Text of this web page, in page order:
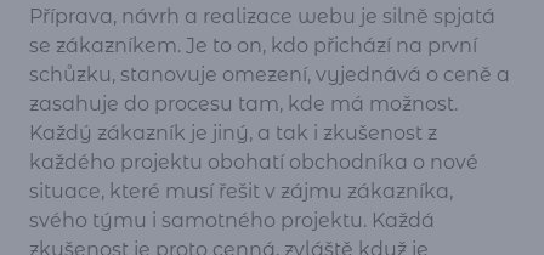
Příprava, návrh a realizace webu je silně spjatá
se zákazníkem. Je to on, kdo přichází na první
schůzku, stanovuje omezení, vyjednává o ceně a
zasahuje do procesu tam, kde má možnost.
Každý zákazník je jiný, a tak i zkušenost z
každého projektu obohatí obchodníka o nové
situace, které musí řešit v zájmu zákazníka,
svého týmu i samotného projektu. Každá
zkušenost je proto cenná, zvláště když je